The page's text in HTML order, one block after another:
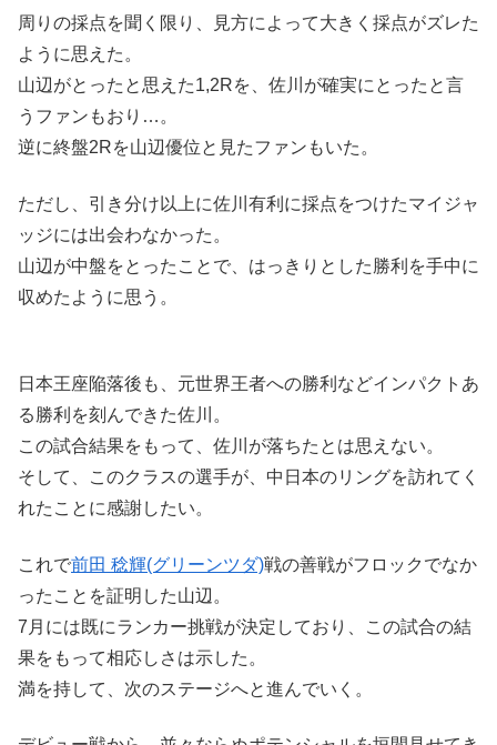
周りの採点を聞く限り、見方によって大きく採点がズレた
ように思えた。
山辺がとったと思えた1,2Rを、佐川が確実にとったと言
うファンもおり…。
逆に終盤2Rを山辺優位と見たファンもいた。
ただし、引き分け以上に佐川有利に採点をつけたマイジャ
ッジには出会わなかった。
山辺が中盤をとったことで、はっきりとした勝利を手中に
収めたように思う。
日本王座陥落後も、元世界王者への勝利などインパクトあ
る勝利を刻んできた佐川。
この試合結果をもって、佐川が落ちたとは思えない。
そして、このクラスの選手が、中日本のリングを訪れてく
れたことに感謝したい。
これで前田 稔輝(グリーンツダ)戦の善戦がフロックでなか
ったことを証明した山辺。
7月には既にランカー挑戦が決定しており、この試合の結
果をもって相応しさは示した。
満を持して、次のステージへと進んでいく。